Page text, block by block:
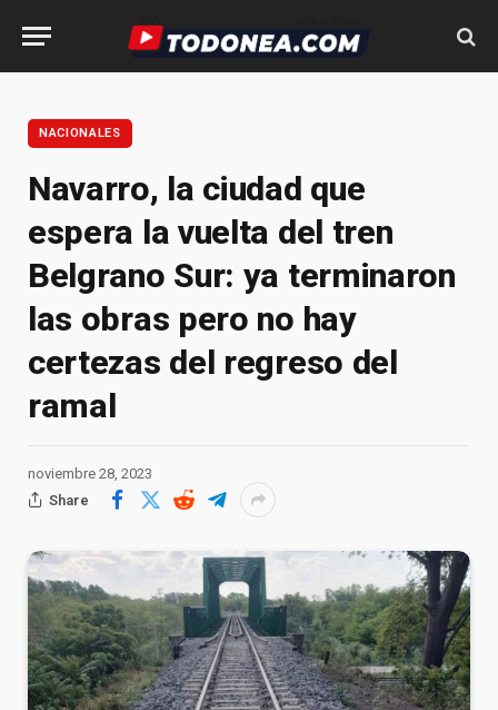
NACIONALES
Navarro, la ciudad que
espera la vuelta del tren
Belgrano Sur: ya terminaron
las obras pero no hay
certezas del regreso del
ramal
noviembre 28, 2023
Share